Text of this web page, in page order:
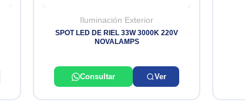
Iluminación Exterior
SPOT LED DE RIEL 33W 3000K 220V
NOVALAMPS
Consultar Ver